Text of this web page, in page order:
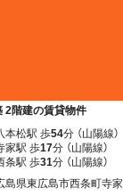
2階建の賃貸物件
本松駅 歩54分 （山陽線）
家駅 歩17分 （山陽線）
条駅 歩31分 （山陽線）
島県東広島市西条町寺家